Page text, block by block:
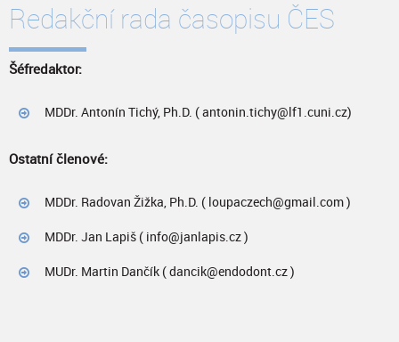
Redakční rada časopisu ČES
Šéfredaktor:
MDDr. Antonín Tichý, Ph.D. ( antonin.tichy@lf1.cuni.cz)
Ostatní členové:
MDDr. Radovan Žižka, Ph.D. ( loupaczech@gmail.com )
MDDr. Jan Lapiš ( info@janlapis.cz )
MUDr. Martin Dančík ( dancik@endodont.cz )